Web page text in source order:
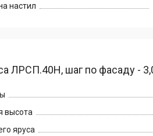
настил
ЛРСП.40Н, шаг по фасаду -
высота
яруса